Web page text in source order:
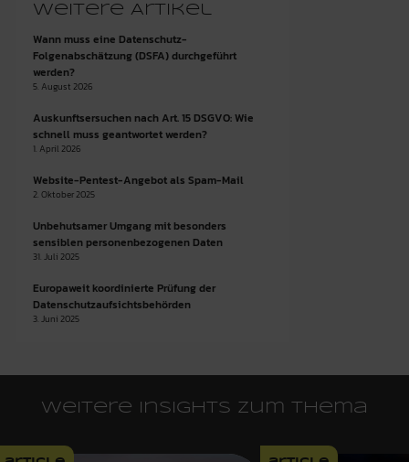
Weitere Artikel
Wann muss eine Datenschutz-
Folgenabschätzung (DSFA) durchgeführt
werden?
5. August 2026
Auskunftsersuchen nach Art. 15 DSGVO: Wie
schnell muss geantwortet werden?
1. April 2026
Website-Pentest-Angebot als Spam-Mail
2. Oktober 2025
Unbehutsamer Umgang mit besonders
sensiblen personenbezogenen Daten
31. Juli 2025
Europaweit koordinierte Prüfung der
Datenschutzaufsichtsbehörden
3. Juni 2025
Weitere Insights zum Thema